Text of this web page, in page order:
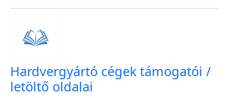
Hardvergyártó cégek támogatói /
letöltő oldalai